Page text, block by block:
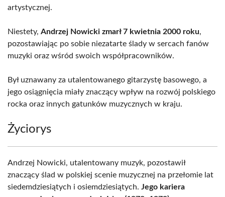
artystycznej.
Niestety, Andrzej Nowicki zmarł 7 kwietnia 2000 roku,
pozostawiając po sobie niezatarte ślady w sercach fanów
muzyki oraz wśród swoich współpracowników.
Był uznawany za utalentowanego gitarzystę basowego, a
jego osiągnięcia miały znaczący wpływ na rozwój polskiego
rocka oraz innych gatunków muzycznych w kraju.
Życiorys
Andrzej Nowicki, utalentowany muzyk, pozostawił
znaczący ślad w polskiej scenie muzycznej na przełomie lat
siedemdziesiątych i osiemdziesiątych. Jego kariera